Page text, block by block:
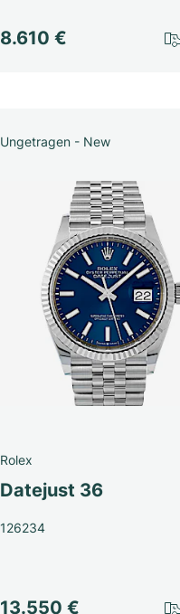
8.610 €
Ungetragen - New
Rolex
Datejust 36
126234
13.550 €